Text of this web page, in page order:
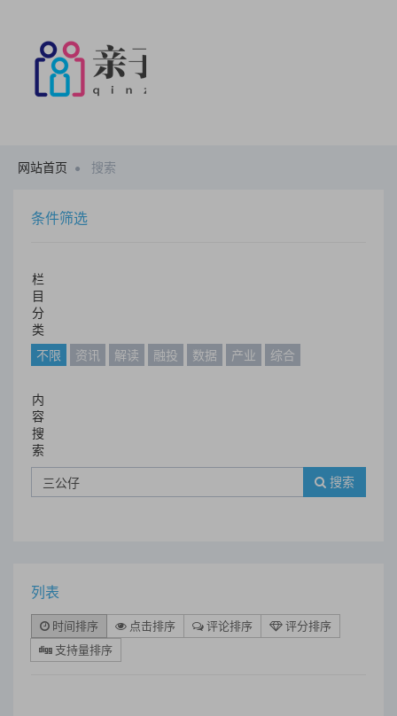
网站首页 搜索
条件筛选
栏
目
分
类
不限
资讯 解读 融投 数据 产业 综合
内
容
搜
索
搜索
列表
时间排序 点击排序 评论排序
评分排序
支持量排序